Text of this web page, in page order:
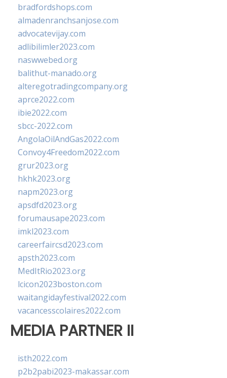
bradfordshops.com
almadenranchsanjose.com
advocatevijay.com
adlibilimler2023.com
naswwebed.org
balithut-manado.org
alteregotradingcompany.org
aprce2022.com
ibie2022.com
sbcc-2022.com
AngolaOilAndGas2022.com
Convoy4Freedom2022.com
grur2023.org
hkhk2023.org
napm2023.org
apsdfd2023.org
forumausape2023.com
imkl2023.com
careerfaircsd2023.com
apsth2023.com
MedItRio2023.org
lcicon2023boston.com
waitangidayfestival2022.com
vacancesscolaires2022.com
MEDIA PARTNER II
isth2022.com
p2b2pabi2023-makassar.com